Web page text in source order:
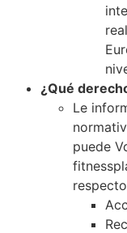
¿Qué
Le
puede